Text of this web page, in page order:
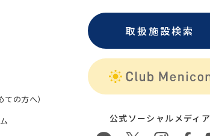
の方へ）
取扱施設検索
公式ソーシャルメディア